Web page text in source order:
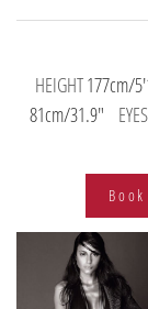
HEIGHT177cm/
81cm/31.9"
EYES
Book